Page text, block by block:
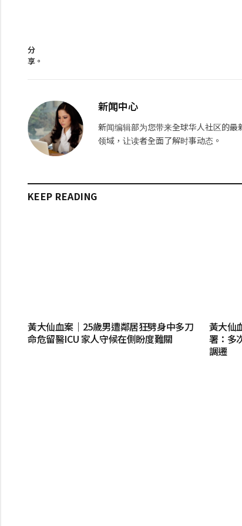
分
享。
新闻中心
新闻编辑部为您带来全球华人社区的
领域，让读者全面了解时事动态。
KEEP READING
黃大仙血案｜25歲男遭鄰居狂劈身中多刀
命危留醫ICU 家人守候在側盼度難關
黃大仙
署：多
調遷